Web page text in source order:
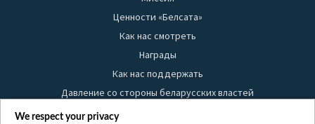
Ценности «Белсата»
Как нас смотреть
Награды
Как нас поддержать
Давление со стороны беларусских властей
Правила использования материалов
We respect your privacy